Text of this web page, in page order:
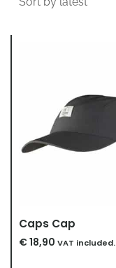
Caps Cap
€18,90 VAT included.